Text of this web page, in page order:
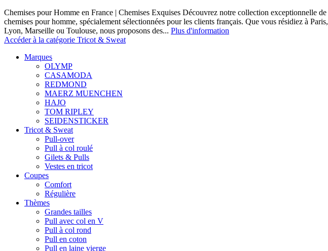
Chemises pour Homme en France | Chemises Exquises Découvrez notre collection exceptionnelle de
chemises pour homme, spécialement sélectionnées pour les clients français. Que vous résidiez à Paris,
Lyon, Marseille ou Toulouse, nous proposons des... Plus d'information
Accéder à la catégorie Tricot & Sweat
Marques
OLYMP
CASAMODA
REDMOND
MAERZ MUENCHEN
HAJO
TOM RIPLEY
SEIDENSTICKER
Tricot & Sweat
Pull-over
Pull à col roulé
Gilets & Pulls
Vestes en tricot
Coupes
Comfort
Régulière
Thèmes
Grandes tailles
Pull avec col en V
Pull à col rond
Pull en coton
Pull en laine vierge